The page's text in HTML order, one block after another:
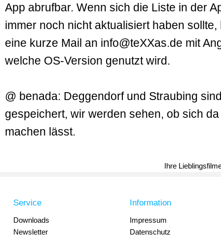
App abrufbar. Wenn sich die Liste in der
immer noch nicht aktualisiert haben sollte,
eine kurze Mail an info@teXXas.de mit
welche OS-Version genutzt wird.
@ benada: Deggendorf und Straubing
gespeichert, wir werden sehen, ob sich
machen lässt.
Ihre
Service
Downloads
Newsletter
Information
Impressum
Datenschutz